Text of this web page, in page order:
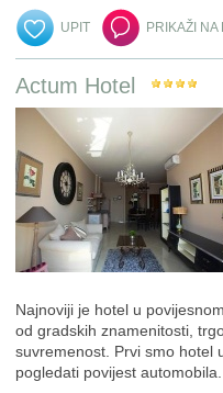
UPIT PRIKAŽI NA
Actum Hotel
Najnoviji je hotel u
od gradskih znamenitosti,
suvremenost. Prvi smo hotel
pogledati povijest